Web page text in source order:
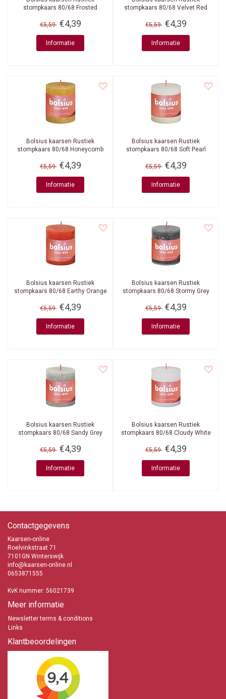
stompkaars 80/68 Frosted
€5,59 €4,39
Informatie
stompkaars 80/68 Velvet Red
€5,59 €4,39
Informatie
Bolsius kaarsen Rustiek
stompkaars 80/68 Honeycomb
€5,59 €4,39
Informatie
Bolsius kaarsen Rustiek
stompkaars 80/68 Soft Pearl
€5,59 €4,39
Informatie
Bolsius kaarsen Rustiek
stompkaars 80/68 Earthy Orange
€5,59 €4,39
Informatie
Bolsius kaarsen Rustiek
stompkaars 80/68 Stormy Grey
€5,59 €4,39
Informatie
Bolsius kaarsen Rustiek
stompkaars 80/68 Sandy Grey
€5,59 €4,39
Informatie
Bolsius kaarsen Rustiek
stompkaars 80/68 Cloudy White
€5,59 €4,39
Informatie
Contactgegevens
Kaarsen-online
Roelvinkstraat 71
7101GN Winterswijk
info@kaarsen-online.nl
0653871555
KvK nummer: 56021739
Meer informatie
Newsletter terms & conditions
Links
Klantbeoordelingen